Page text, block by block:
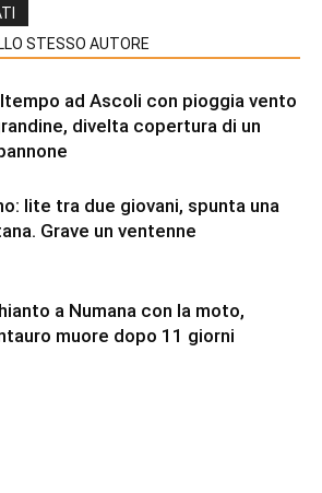
STESSO AUTORE
ad Ascoli con pioggia vento
divelta copertura di un
lite tra due giovani, spunta una
Grave un ventenne
a Numana con la moto,
muore dopo 11 giorni